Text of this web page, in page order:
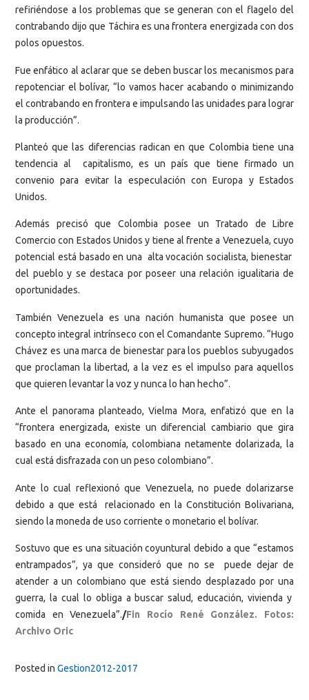
refiriéndose a los problemas que se generan con el flagelo del
contrabando dijo que Táchira es una frontera energizada con dos
polos opuestos.
Fue enfático al aclarar que se deben buscar los mecanismos para
repotenciar el bolívar, “lo vamos hacer acabando o minimizando
el contrabando en frontera e impulsando las unidades para lograr
la producción”.
Planteó que las diferencias radican en que Colombia tiene una
tendencia al capitalismo, es un país que tiene firmado un
convenio para evitar la especulación con Europa y Estados
Unidos.
Además precisó que Colombia posee un Tratado de Libre
Comercio con Estados Unidos y tiene al frente a Venezuela, cuyo
potencial está basado en una alta vocación socialista, bienestar
del pueblo y se destaca por poseer una relación igualitaria de
oportunidades.
También Venezuela es una nación humanista que posee un
concepto integral intrínseco con el Comandante Supremo. “Hugo
Chávez es una marca de bienestar para los pueblos subyugados
que proclaman la libertad, a la vez es el impulso para aquellos
que quieren levantar la voz y nunca lo han hecho”.
Ante el panorama planteado, Vielma Mora, enfatizó que en la
“frontera energizada, existe un diferencial cambiario que gira
basado en una economía, colombiana netamente dolarizada, la
cual está disfrazada con un peso colombiano”.
Ante lo cual reflexionó que Venezuela, no puede dolarizarse
debido a que está relacionado en la Constitución Bolivariana,
siendo la moneda de uso corriente o monetario el bolívar.
Sostuvo que es una situación coyuntural debido a que “estamos
entrampados”, ya que consideró que no se puede dejar de
atender a un colombiano que está siendo desplazado por una
guerra, la cual lo obliga a buscar salud, educación, vivienda y
comida en Venezuela”./Fin Rocío René González. Fotos:
Archivo Oric
Posted in Gestion2012-2017